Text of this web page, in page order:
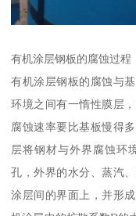
有机涂层钢板的腐蚀过程
有机涂层钢板的腐蚀与
环境之间有一惰性膜层
腐蚀速率要比基板慢得
层将钢材与外界腐蚀环
孔，外界的水分、蒸汽
涂层间的界面上，并形